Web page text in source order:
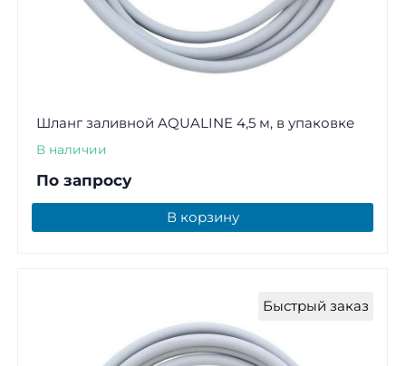
Шланг заливной AQUALINE 4,5 м, в упаковке
В наличии
По запросу
В корзину
Быстрый заказ